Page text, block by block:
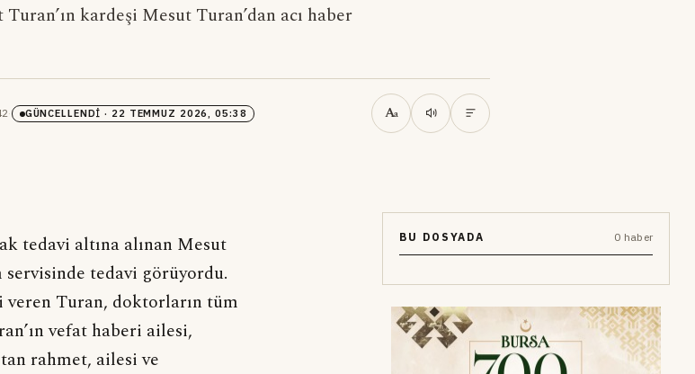
kardeşi Mesut Turan’dan acı haber
· GÜNCELLENDI · 22 TEMMUZ 2026, 05:38 Aa
tedavi altına alınan Mesut
servisinde tedavi görüyordu.
veren Turan, doktorların tüm
vefat haberi ailesi,
rahmet, ailesi ve
BU DOSYADA 0 haber